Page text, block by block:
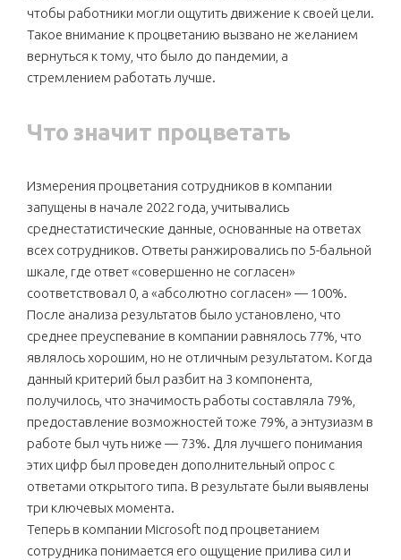
чтобы работники могли ощутить движение к своей цели.
Такое внимание к процветанию вызвано не желанием
вернуться к тому, что было до пандемии, а
стремлением работать лучше.
Что значит процветать
Измерения процветания сотрудников в компании
запущены в начале 2022 года, учитывались
среднестатистические данные, основанные на ответах
всех сотрудников. Ответы ранжировались по 5-бальной
шкале, где ответ «совершенно не согласен»
соответствовал 0, а «абсолютно согласен» — 100%.
После анализа результатов было установлено, что
среднее преуспевание в компании равнялось 77%, что
являлось хорошим, но не отличным результатом. Когда
данный критерий был разбит на 3 компонента,
получилось, что значимость работы составляла 79%,
предоставление возможностей тоже 79%, а энтузиазм в
работе был чуть ниже — 73%. Для лучшего понимания
этих цифр был проведен дополнительный опрос с
ответами открытого типа. В результате были выявлены
три ключевых момента.
Теперь в компании Microsoft под процветанием
сотрудника понимается его ощущение прилива сил и